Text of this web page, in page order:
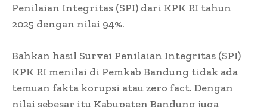
Penilaian Integritas (SPI) dari KPK RI tahun
2025 dengan nilai 94%.
Bahkan hasil Survei Penilaian Integritas (SPI)
KPK RI menilai di Pemkab Bandung tidak ada
temuan fakta korupsi atau zero fact. Dengan
nilai sebesar itu Kabupaten Bandung juga